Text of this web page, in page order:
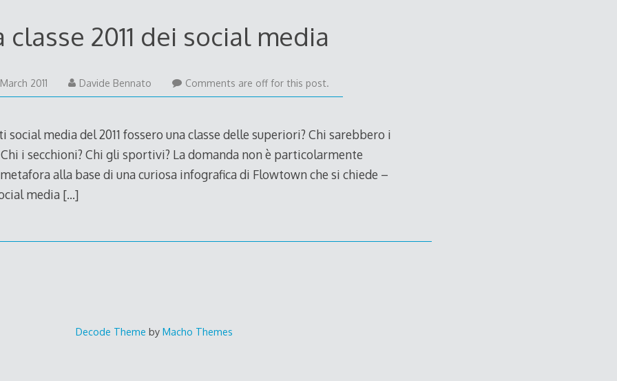
classe 2011 dei social media
20115
March
Davide Bennato Comments are off for this post.
media del 2011 fossero una classe delle superiori? Chi sarebbero i
i secchioni? Chi gli sportivi? La domanda non è particolarmente
alla base di una curiosa infografica di Flowtown che si chiede –
media […]
Decode Theme by Macho Themes